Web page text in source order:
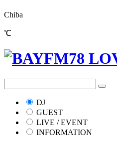
Chiba
℃
DJ
GUEST
LIVE / EVENT
INFORMATION